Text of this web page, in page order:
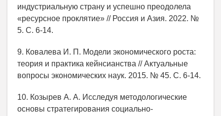
индустриальную страну и успешно преодолела
«ресурсное проклятие» // Россия и Азия. 2022. №
5. С. 6-14.
9. Ковалева И. П. Модели экономического роста:
теория и практика кейнсианства // Актуальные
вопросы экономических наук. 2015. № 45. С. 6-14.
10. Козырев А. А. Исследуя методологические
основы стратегирования социально-